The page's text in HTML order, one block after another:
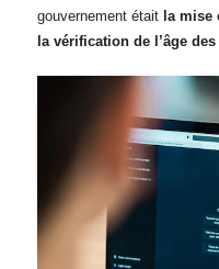
gouvernement était la mise
la vérification de l’âge